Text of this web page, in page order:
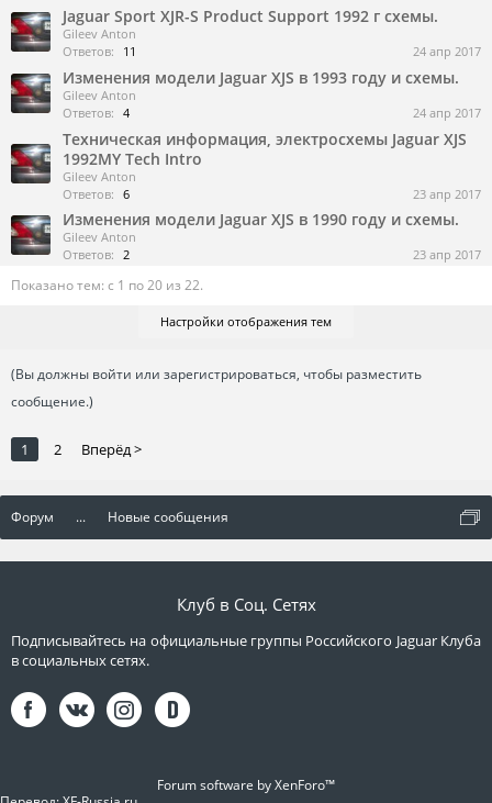
Jaguar Sport XJR-S Product Support 1992 г схемы.
Gileev Anton
Ответов:
11 24 апр 2017
Изменения модели Jaguar XJS в 1993 году и схемы.
Gileev Anton
Ответов: 4 24 апр 2017
Техническая информация, электросхемы Jaguar XJS
1992MY Tech Intro
Gileev Anton
Ответов: 6 23 апр 2017
Изменения модели Jaguar XJS в 1990 году и схемы.
Gileev Anton
Ответов: 2 23 апр 2017
Показано тем: с 1 по 20 из 22.
Настройки отображения тем
(Вы должны войти или зарегистрироваться, чтобы разместить
сообщение.)
1 2 Вперёд >
Форум ... Новые сообщения
Клуб в Соц. Сетях
Подписывайтесь на официальные группы Российского Jaguar Клуба
в социальных сетях.
Forum software by XenForo™